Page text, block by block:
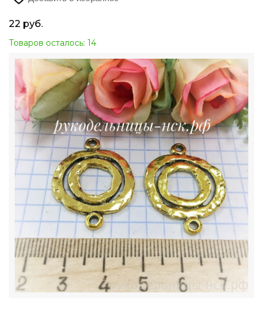
22 руб.
Товаров осталось: 14